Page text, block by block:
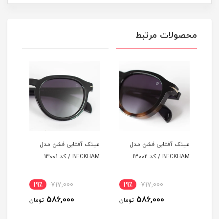
محصولات مرتبط
عینک آفتابی فشن مدل
BECKHAM / کد 13002
717,000 19٪
586,000 تومان
عینک آفتابی فشن مدل
BECKHAM / کد 13001
717,000 19٪
586,000 تومان